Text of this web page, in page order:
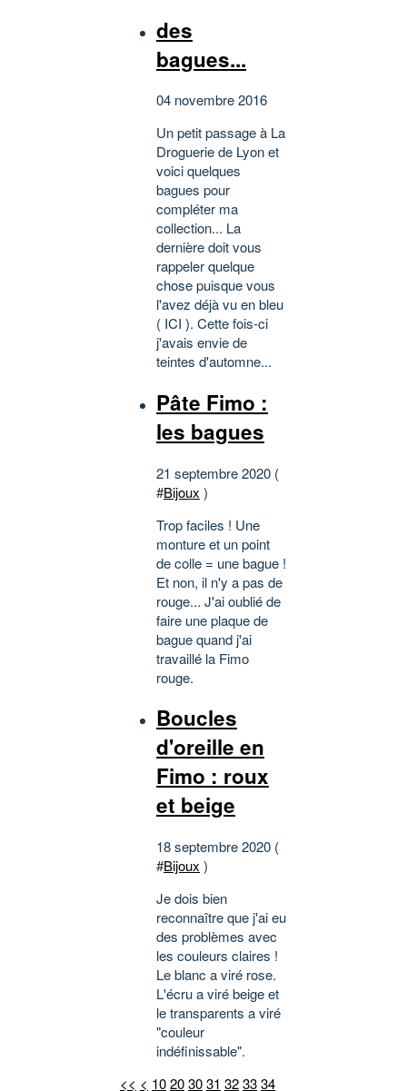
des
bagues...
04 novembre 2016
Un petit passage à La
Droguerie de Lyon et
voici quelques
bagues pour
compléter ma
collection... La
dernière doit vous
rappeler quelque
chose puisque vous
l'avez déjà vu en bleu
( ICI ). Cette fois-ci
j'avais envie de
teintes d'automne...
Pâte Fimo :
les bagues
21 septembre 2020 (
#Bijoux )
Trop faciles ! Une
monture et un point
de colle = une bague !
Et non, il n'y a pas de
rouge... J'ai oublié de
faire une plaque de
bague quand j'ai
travaillé la Fimo
rouge.
Boucles
d'oreille en
Fimo : roux
et beige
18 septembre 2020 (
#Bijoux )
Je dois bien
reconnaître que j'ai eu
des problèmes avec
les couleurs claires !
Le blanc a viré rose.
L'écru a viré beige et
le transparents a viré
"couleur
indéfinissable".
<< < 10203031 323334